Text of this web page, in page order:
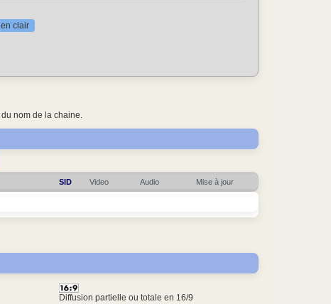
clair
nom de la chaine.
SID Video Audio Mise à jour
Diffusion partielle ou totale en 16/9